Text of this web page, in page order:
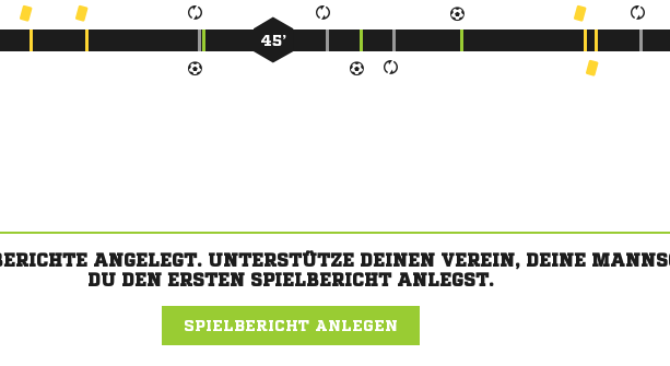
45’
ANGELEGT. UNTERSTÜTZE DEINEN VEREIN, DEINE
DU DEN ERSTEN SPIELBERICHT ANLEGST.
SPIELBERICHT ANLEGEN